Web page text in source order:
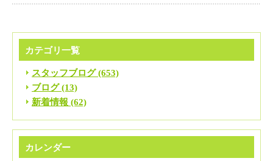
カテゴリ一覧
スタッフブログ (653)
ブログ (13)
新着情報 (62)
カレンダー